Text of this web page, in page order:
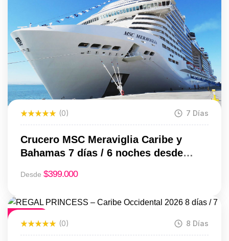
(0) 7 Días
Crucero MSC Meraviglia Caribe y
Bahamas 7 días / 6 noches desde
Desde $399.000
Destacado
(0) 8 Días